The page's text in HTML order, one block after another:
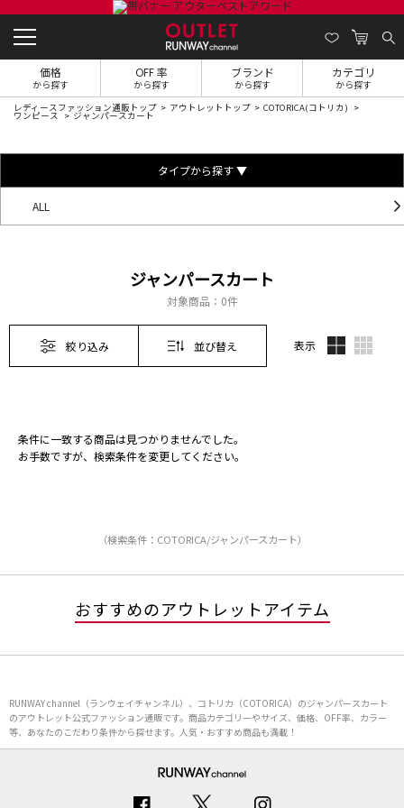
価格
から探す
OFF 率
から探す
ブランド
から探す
カテゴリ
から探す
レディースファッション通販トップ アウトレットトップ COTORICA(コトリカ)
ワンピース ジャンパースカート
タイプから探す ▼
ALL
ジャンパースカート
対象商品： 0件
絞り込み 並び替え 表示
条件に一致する商品は見つかりませんでした。
お手数ですが、検索条件を変更してください。
（検索条件：COTORICA/ジャンパースカート）
おすすめのアウトレットアイテム
RUNWAY channel（ランウェイチャンネル）、コトリカ（COTORICA）のジャンパースカート
のアウトレット公式ファッション通販です。商品カテゴリーやサイズ、価格、OFF率、カラー
等、あなたのこだわり条件から探せます。人気・おすすめ商品も満載！